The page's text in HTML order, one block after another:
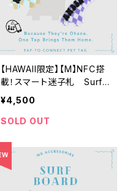
【HAWAII限定】【M】NFC搭
載！スマート迷子札 Surf
Fin
¥4,500
SOLD OUT